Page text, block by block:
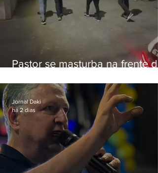
Pastor se masturba na frente de
Jornal Daki
há 2 dias